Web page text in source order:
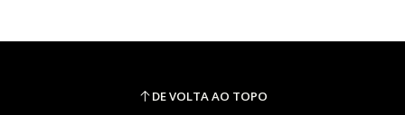
DE VOLTA AO TOPO